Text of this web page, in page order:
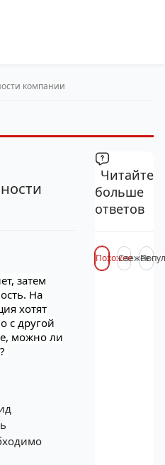
компании
затем
На
хотят
с другой
можно ли
Читайте
больше
ответов
ПохожееСвежее